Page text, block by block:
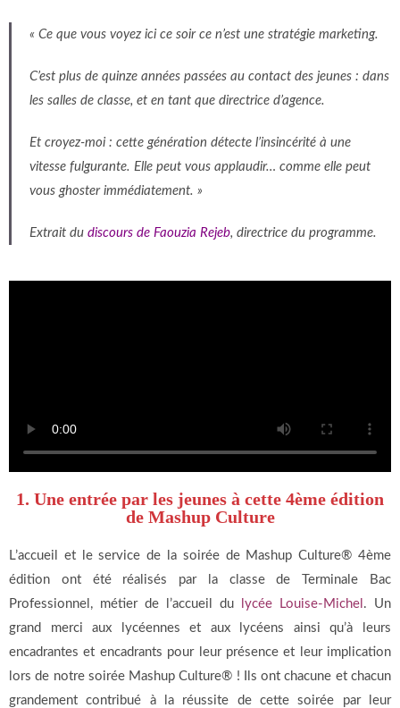
« Ce que vous voyez ici ce soir ce n’est une stratégie marketing.
C’est plus de quinze années passées au contact des jeunes : dans
les salles de classe, et en tant que directrice d’agence.
Et croyez-moi : cette génération détecte l’insincérité à une
vitesse fulgurante. Elle peut vous applaudir… comme elle peut
vous ghoster immédiatement. »
Extrait du discours de Faouzia Rejeb, directrice du programme.
1. Une entrée par les jeunes à cette 4ème édition
de Mashup Culture
L’accueil et le service de la soirée de Mashup Culture® 4ème
édition ont été réalisés par la classe de Terminale Bac
Professionnel, métier de l’accueil du
lycée Louise-Michel . Un
grand merci aux lycéennes et aux lycéens ainsi qu’à leurs
encadrantes et encadrants pour leur présence et leur implication
lorsde notre soirée Mashup Culture® ! Ils ont chacune et chacun
grandement contribué à la réussite de cette soirée par leur